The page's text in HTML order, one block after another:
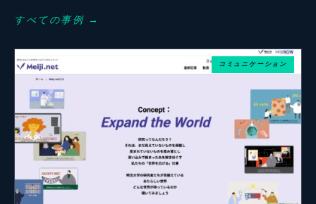
すべての事例 →
コミュニケーション
BUSINESS CONSULTING
個人事業主・経営者・マーケターの方へ。
売上・集客・ブランドの悩みをお聞きします。
📈 利益を増やしたい
❤️ ファンを増やしたい
🔍 現状サイトを分析したい
🤝 コンサルティングって？
🧭 個人コーチングとは？